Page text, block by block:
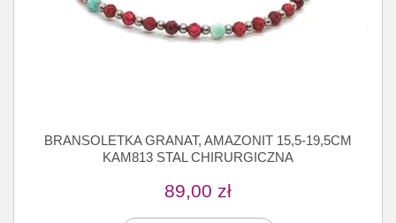
BRANSOLETKA GRANAT, AMAZONIT 15,5-19,5CM
KAM813 STAL CHIRURGICZNA
89,00 zł